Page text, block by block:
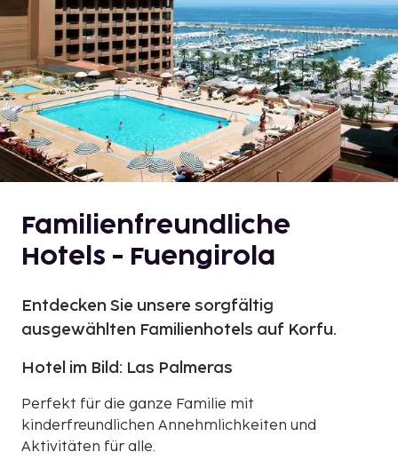
Familienfreundliche
Hotels - Fuengirola
Entdecken Sie unsere sorgfältig
ausgewählten Familienhotels auf Korfu.
Hotel im Bild: Las Palmeras
Perfekt für die ganze Familie mit
kinderfreundlichen Annehmlichkeiten und
Aktivitäten für alle.